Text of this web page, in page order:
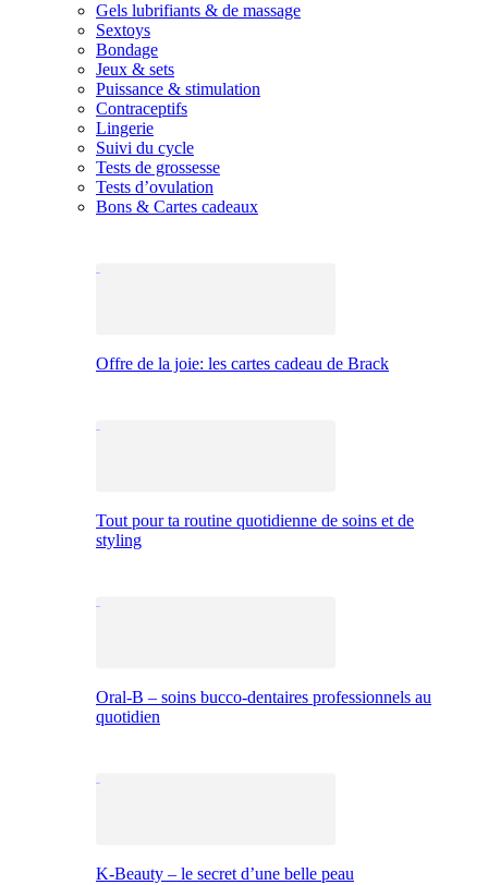
Gels lubrifiants & de massage
Sextoys
Bondage
Jeux & sets
Puissance & stimulation
Contraceptifs
Lingerie
Suivi du cycle
Tests de grossesse
Tests d’ovulation
Bons & Cartes cadeaux
Offre de la joie: les cartes cadeau de Brack
Tout pour ta routine quotidienne de soins et de
styling
Oral-B – soins bucco-dentaires professionnels au
quotidien
K-Beauty – le secret d’une belle peau